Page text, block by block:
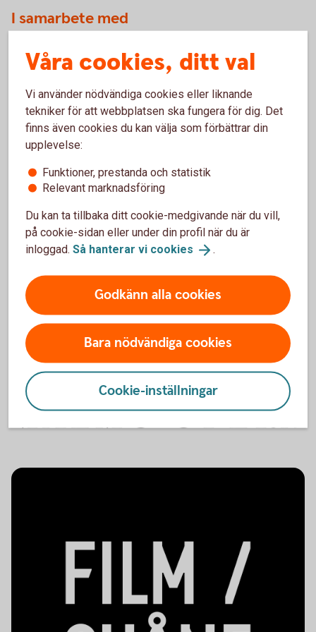
I samarbete med
Våra cookies, ditt val
Vi använder nödvändiga cookies eller liknande
tekniker för att webbplatsen ska fungera för dig. Det
finns även cookies du kan välja som förbättrar din
upplevelse:
Funktioner, prestanda och statistik
Relevant marknadsföring
Du kan ta tillbaka ditt cookie-medgivande när du vill,
på cookie-sidan eller under din profil när du är
inloggad. Så hanterar vi cookies .
Godkänn alla cookies
Bara nödvändiga cookies
Cookie-inställningar